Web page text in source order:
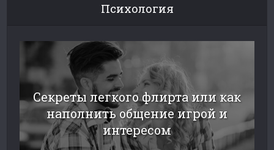
Психология
Секреты легкого флирта или как
наполнить общение игрой и
интересом